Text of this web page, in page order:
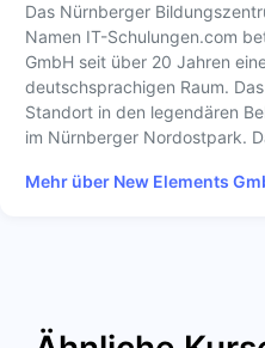
Das Nürnberger
Namen IT-Schulungen.com
GmbH seit über 20 Jahren
deutschsprachigen Raum.
Standort in den legendären
im Nürnberger Nordostpark.
Mehr über New Elements